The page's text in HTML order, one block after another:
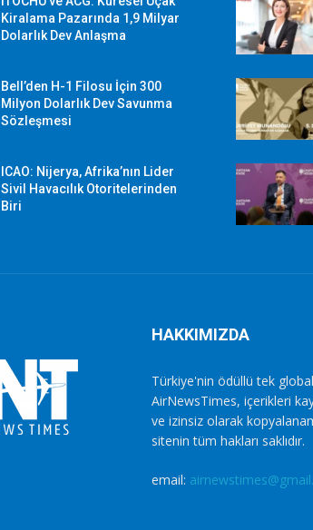
Kiralama Pazarında 1,9 Milyar
Dolarlık Dev Anlaşma
Bell’den H-1 Filosu İçin 300
Milyon Dolarlık Dev Savunma
Sözleşmesi
ICAO: Nijerya, Afrika’nın Lider
Sivil Havacılık Otoritelerinden
Biri
HAKKIMIZDA
Türkiye'nin ödüllü tek
AirNewsTimes, içerikleri
ve izinsiz olarak
sitenin tüm hakları saklıdır.
email: